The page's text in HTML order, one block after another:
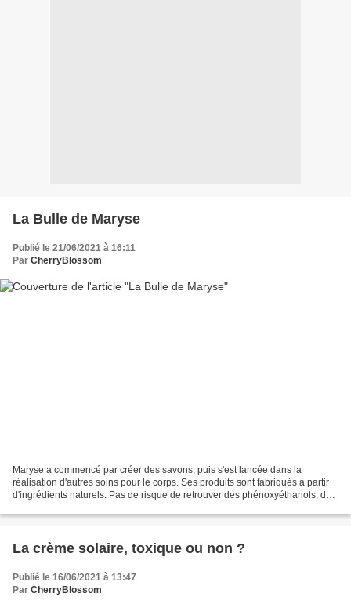
La Bulle de Maryse
Publié le 21/06/2021 à 16:11
Par CherryBlossom
Maryse a commencé par créer des savons, puis s'est lancée dans la
réalisation d'autres soins pour le corps. Ses produits sont fabriqués à partir
d'ingrédients naturels. Pas de risque de retrouver des phénoxyéthanols, des
La crème solaire, toxique ou non ?
Publié le 16/06/2021 à 13:47
Par CherryBlossom